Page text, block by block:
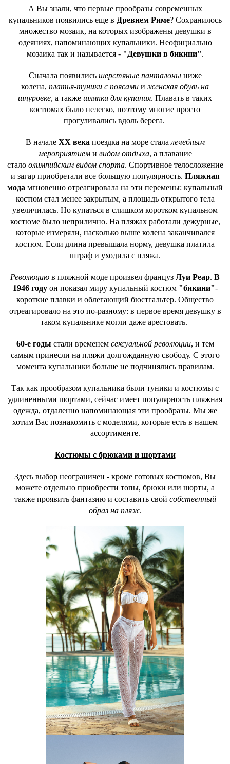
А Вы знали, что первые прообразы современных
купальников появились еще в Древнем Риме? Сохранилось
множество мозаик, на которых изображены девушки в
одеяниях, напоминающих купальники. Неофициально
мозаика так и называется - "Девушки в бикини".
Сначала появились шерстяные панталоныниже
колена, платья-туники с поясами и женская обувь на
шнуровке, а также шляпки для купания. Плавать в таких
костюмах было нелегко, поэтому многие просто
прогуливались вдоль берега.
В начале XX века поездка на море стала лечебным
мероприятиеми видом отдыха, а плавание
стало олимпийским видом спорта. Спортивное телосложение
и загар приобретали все большую популярность. Пляжная
мода мгновенно отреагировала на эти перемены: купальный
костюм стал менее закрытым, а площадь открытого тела
увеличилась. Но купаться в слишком коротком купальном
костюме было неприлично. На пляжах работали дежурные,
которые измеряли, насколько выше колена заканчивался
костюм. Если длина превышала норму, девушка платила
штраф и уходила с пляжа.
Революцию в пляжной моде произвел француз Луи Реар. В
1946 годуон показал миру купальный костюм "бикини"-
короткие плавки и облегающий бюстгальтер. Общество
отреагировало на это по-разному: в первое время девушку в
таком купальнике могли даже арестовать.
60-е годы стали временем сексуальной революции, и тем
самым принесли на пляжи долгожданную свободу. С этого
момента купальники больше не подчинялись правилам.
Так как прообразом купальника были туники и костюмы с
удлиненными шортами, сейчас имеет популярность пляжная
одежда, отдаленно напоминающая эти прообразы. Мы же
хотим Вас познакомить с моделями, которые есть в нашем
ассортименте.
Костюмы с брюками и шортами
Здесь выбор неограничен - кроме готовых костюмов, Вы
можете отдельно приобрести топы, брюки или шорты, а
также проявить фантазию и составить свой собственный
образ на пляж.